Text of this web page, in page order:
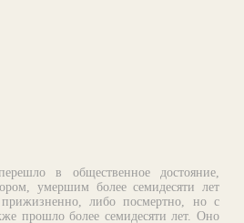
в общественное достояние,
умершим более семидесяти лет
либо посмертно, но с
прошло более семидесяти лет. Оно